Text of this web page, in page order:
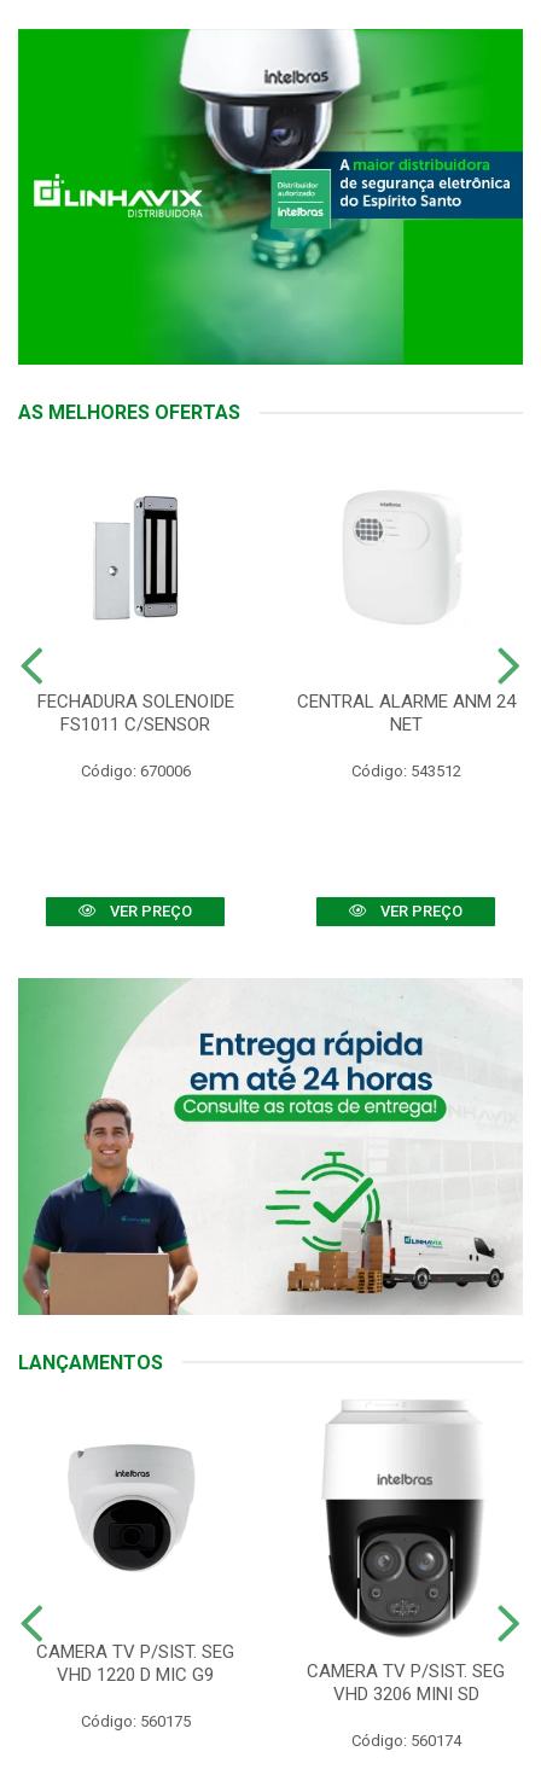
AS MELHORES OFERTAS
FECHADURA SOLENOIDE
FS1011 C/SENSOR
Código: 670006
VER PREÇO
CENTRAL ALARME ANM 24
NET
Código: 543512
VER PREÇO
LANÇAMENTOS
CAMERA TV P/SIST. SEG
VHD 1220 D MIC G9
Código: 560175
CAMERA TV P/SIST. SEG
VHD 3206 MINI SD
Código: 560174